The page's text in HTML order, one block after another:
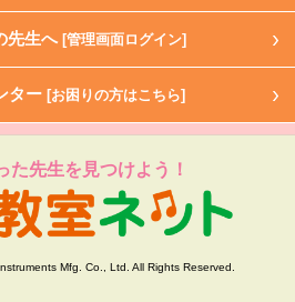
先生へ [管理画面ログイン]
ター [お困りの方はこちら]
た先生を見つけよう！
Mfg. Co., Ltd. All Rights Reserved.